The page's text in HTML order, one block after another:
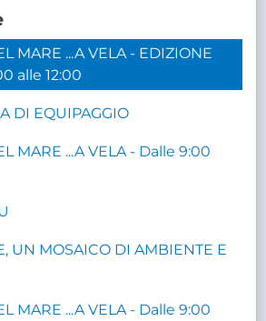
MARE ...A VELA - EDIZIONE
alle 12:00
DI EQUIPAGGIO
MARE ...A VELA - Dalle 9:00
UN MOSAICO DI AMBIENTE E
MARE ...A VELA - Dalle 9:00